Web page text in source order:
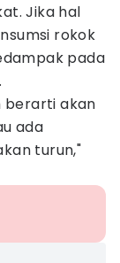
Jika hal
rokok
pada
berarti akan
ada
turun,"